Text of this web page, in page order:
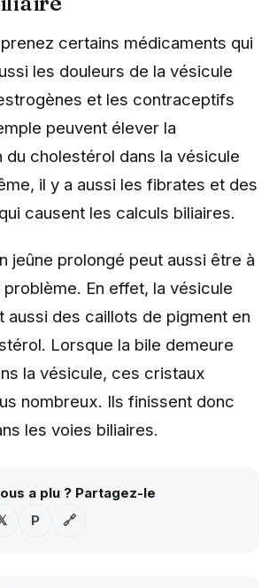
certains médicaments qui
les douleurs de la vésicule
et les contraceptifs
peuvent élever la
du cholestérol dans la vésicule
il y a aussi les fibrates et des
causent les calculs biliaires.
jeûne prolongé peut aussi être à
En effet, la vésicule
aussi des caillots de pigment en
Lorsque la bile demeure
la vésicule, ces cristaux
nombreux. Ils finissent donc
les voies biliaires.
a plu ? Partagez-le
P 🔗